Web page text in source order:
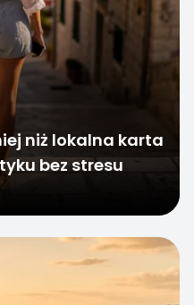
niż lokalna karta
bez stresu